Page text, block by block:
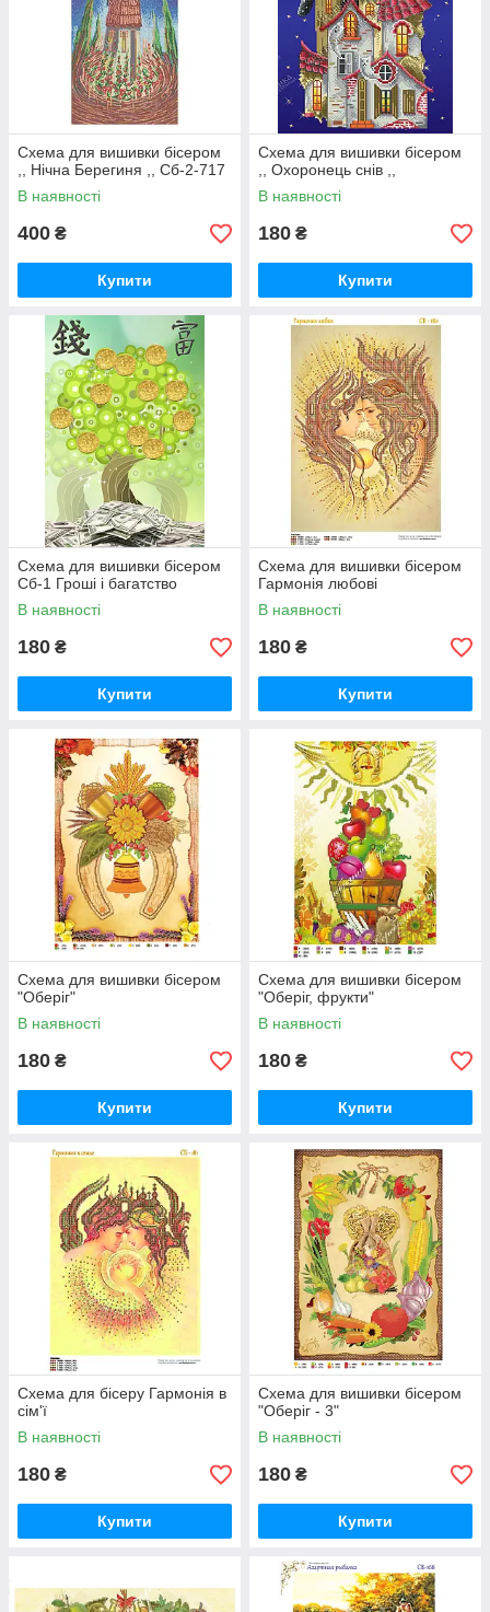
Схема для вишивки бісером
,, Нічна Берегиня ,, Сб-2-717
В наявності
400 ₴
Купити
Схема для вишивки бiсером
,, Охоронець снiв ,,
В наявності
180 ₴
Купити
Схема для вишивки бісером
Сб-1 Гроші і багатство
В наявності
180 ₴
Купити
Схема для вишивки бісером
Гармонія любові
В наявності
180 ₴
Купити
Схема для вишивки бісером
"Оберіг"
В наявності
180 ₴
Купити
Схема для вишивки бісером
"Оберіг, фрукти"
В наявності
180 ₴
Купити
Схема для бісеру Гармонія в
сім'ї
В наявності
180 ₴
Купити
Схема для вишивки бісером
"Оберіг - 3"
В наявності
180 ₴
Купити